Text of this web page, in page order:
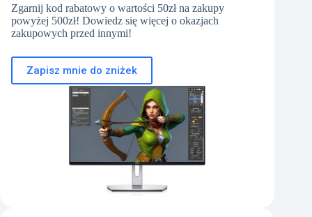
Zgarnij kod rabatowy o wartości 50zł na zakupy
powyżej 500zł! Dowiedz się więcej o okazjach
zakupowych przed innymi!
Zapisz mnie do zniżek